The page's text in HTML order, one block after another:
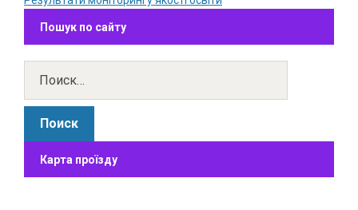
Пошук по сайту
Карта проїзду